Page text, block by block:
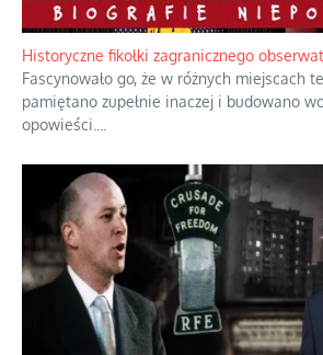
Historyczne fikołki zagranicznego
Fascynowało go, że w różnych miejscach
pamiętano zupełnie inaczej i budowano
opowieści.